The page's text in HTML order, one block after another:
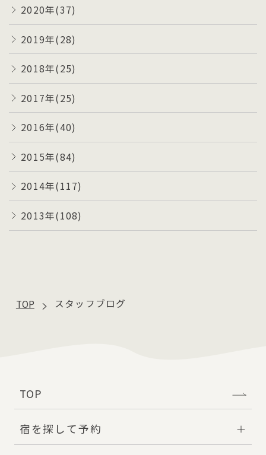
2020年(37)
2019年(28)
2018年(25)
2017年(25)
2016年(40)
2015年(84)
2014年(117)
2013年(108)
TOP スタッフブログ
TOP
宿を探して予約